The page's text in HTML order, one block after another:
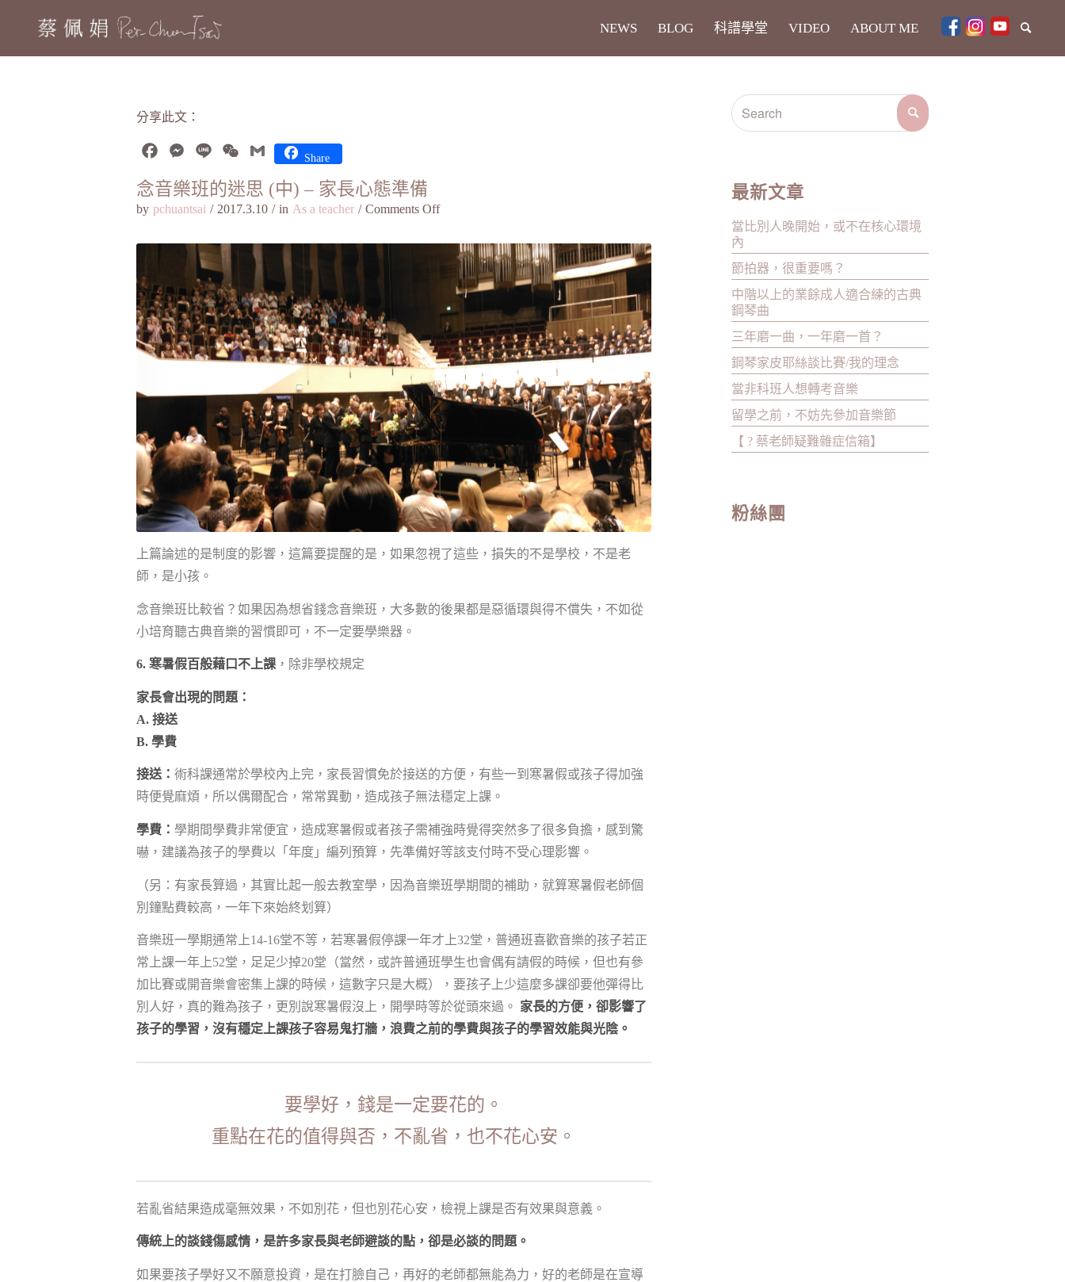
NEWS BLOG 科譜學堂 VIDEO ABOUT ME
分享此文：
FacebookMessenger
Line WeChatGmail
Share
念音樂班的迷思 (中) – 家長心態準備
by pchuantsai / 2017.3.10 / in As a teacher / Comments Off
上篇論述的是制度的影響，這篇要提醒的是，如果忽視了這些，損失的不是學校，不是老
師，是小孩。
念音樂班比較省？如果因為想省錢念音樂班，大多數的後果都是惡循環與得不償失，不如從
小培育聽古典音樂的習慣即可，不一定要學樂器。
6. 寒暑假百般藉口不上課 ，除非學校規定
家長會出現的問題：
A. 接送
B. 學費
接送： 術科課通常於學校內上完，家長習慣免於接送的方便，有些一到寒暑假或孩子得加強
時便覺麻煩，所以偶爾配合，常常異動，造成孩子無法穩定上課。
學費： 學期間學費非常便宜，造成寒暑假或者孩子需補強時覺得突然多了很多負擔，感到驚
嚇，建議為孩子的學費以「年度」編列預算，先準備好等該支付時不受心理影響。
（另：有家長算過，其實比起一般去教室學，因為音樂班學期間的補助，就算寒暑假老師個
別鐘點費較高，一年下來始終划算）
音樂班一學期通常上14-16堂不等，若寒暑假停課一年才上32堂，普通班喜歡音樂的孩子若正
常上課一年上52堂，足足少掉20堂（當然，或許普通班學生也會偶有請假的時候，但也有參
加比賽或開音樂會密集上課的時候，這數字只是大概），要孩子上少這麼多課卻要他彈得比
別人好，真的難為孩子，更別說寒暑假沒上，開學時等於從頭來過。 家長的方便，卻影響了
孩子的學習，沒有穩定上課孩子容易鬼打牆，浪費之前的學費與孩子的學習效能與光陰。
要學好，錢是一定要花的。
重點在花的值得與否，不亂省，也不花心安。
若亂省結果造成毫無效果，不如別花，但也別花心安，檢視上課是否有效果與意義。
傳統上的談錢傷感情，是許多家長與老師避談的點，卻是必談的問題。
如果要孩子學好又不願意投資，是在打臉自己，再好的老師都無能為力，好的老師是在宣導
最新文章
當比別人晚開始，或不在核心環境
內
節拍器，很重要嗎？
中階以上的業餘成人適合練的古典
鋼琴曲
三年磨一曲，一年磨一首？
鋼琴家皮耶絲談比賽/我的理念
當非科班人想轉考音樂
留學之前，不妨先參加音樂節
【 ? 蔡老師疑難雜症信箱】
粉絲團